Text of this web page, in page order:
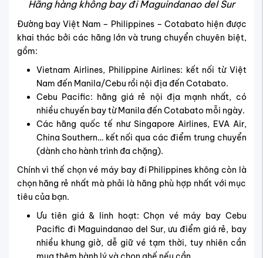
Hãng hàng không bay đi Maguindanao del Sur
Đường bay Việt Nam – Philippines – Cotabato hiện được
khai thác bởi các hãng lớn và trung chuyển chuyên biệt,
gồm:
Vietnam Airlines, Philippine Airlines: kết nối từ Việt
Nam đến Manila/Cebu rồi nội địa đến Cotabato.
Cebu Pacific: hãng giá rẻ nội địa mạnh nhất, có
nhiều chuyến bay từ Manila đến Cotabato mỗi ngày.
Các hãng quốc tế như Singapore Airlines, EVA Air,
China Southern… kết nối qua các điểm trung chuyển
(dành cho hành trình đa chặng).
Chính vì thế chọn vé máy bay đi Philippines không còn là
chọn hãng rẻ nhất mà phải là hãng phù hợp nhất với mục
tiêu của bạn.
Ưu tiên giá & linh hoạt: Chọn vé máy bay Cebu
Pacific đi Maguindanao del Sur, ưu điểm giá rẻ, bay
nhiều khung giờ, dễ giữ vé tạm thời, tuy nhiên cần